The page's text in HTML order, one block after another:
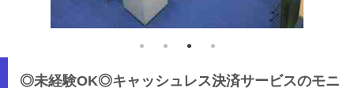
◎未経験OK◎キャッシュレス決済サービスのモニ